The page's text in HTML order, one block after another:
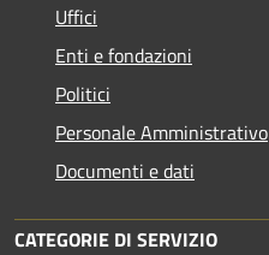
Uffici
Enti e fondazioni
Politici
Personale Amministrativo
Documenti e dati
CATEGORIE DI SERVIZIO